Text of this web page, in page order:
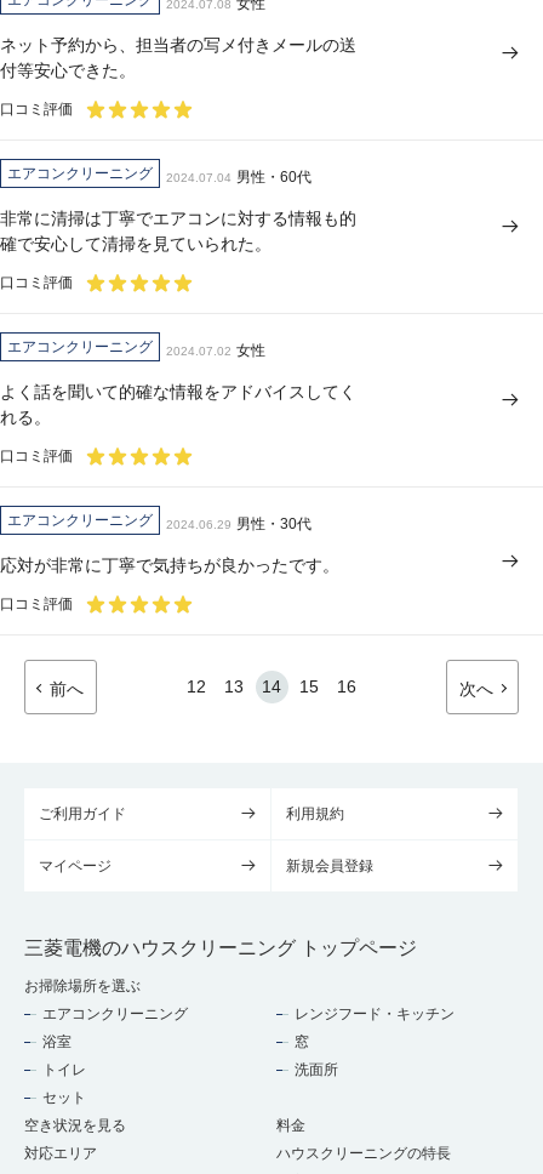
2024.07.08 女性
ネット予約から、担当者の写メ付きメールの送
付等安心できた。
口コミ評価
エアコンクリーニング 2024.07.04 男性・60代
非常に清掃は丁寧でエアコンに対する情報も的
確で安心して清掃を見ていられた。
口コミ評価
エアコンクリーニング 2024.07.02 女性
よく話を聞いて的確な情報をアドバイスしてく
れる。
口コミ評価
エアコンクリーニング 2024.06.29 男性・30代
応対が非常に丁寧で気持ちが良かったです。
口コミ評価
前へ 12 13 14 15 16 次へ
ご利用ガイド 利用規約
マイページ 新規会員登録
三菱電機のハウスクリーニング トップページ
お掃除場所を選ぶ
エアコンクリーニング
レンジフード・キッチン
浴室
窓
トイレ
洗面所
セット
空き状況を見る
料金
対応エリア
ハウスクリーニングの特長